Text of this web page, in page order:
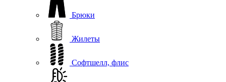
Брюки
Жилеты
Софтшелл, флис